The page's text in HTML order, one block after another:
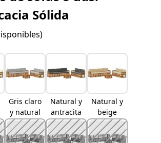
Sólida
Gris claro
y natural
Natural y
antracita
Natural y
beige